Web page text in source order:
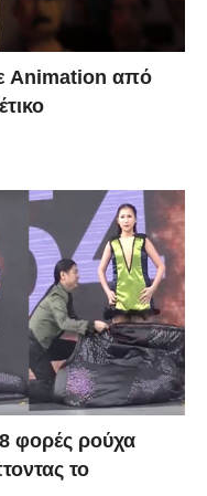
Αnimation από
φορές ρούχα
το